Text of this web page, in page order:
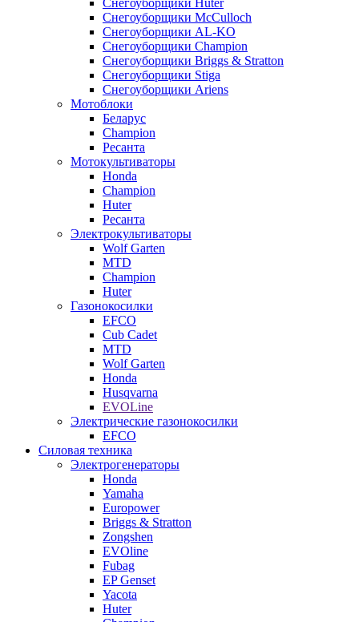
Снегоуборщики Huter
Снегоуборщики McCulloch
Снегоуборщики AL-KO
Снегоуборщики Champion
Снегоуборщики Briggs & Stratton
Снегоуборщики Stiga
Снегоуборщики Ariens
Мотоблоки
Беларус
Champion
Ресанта
Мотокультиваторы
Honda
Champion
Huter
Ресанта
Электрокультиваторы
Wolf Garten
MTD
Champion
Huter
Газонокосилки
EFCO
Cub Cadet
MTD
Wolf Garten
Honda
Husqvarna
EVOLine
Электрические газонокосилки
EFCO
Силовая техника
Электрогенераторы
Honda
Yamaha
Europower
Briggs & Stratton
Zongshen
EVOline
Fubag
EP Genset
Yacota
Huter